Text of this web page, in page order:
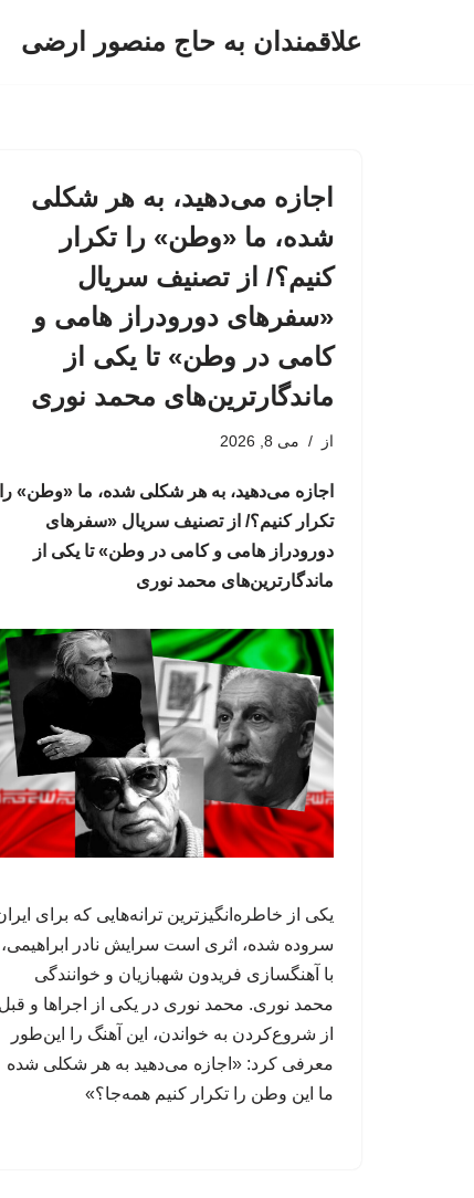
علاقمندان به حاج منصور ارضی
اجازه می‌دهید، به هر شکلی
شده، ما «وطن» را تکرار
کنیم؟/ از تصنیف سریال
«سفرهای دورودراز هامی‌ و
کامی‌ در وطن» تا یکی از
ماندگارترین‌های محمد نوری
از می 8, 2026
اجازه می‌دهید، به هر شکلی شده، ما «وطن» را
تکرار کنیم؟/ از تصنیف سریال «سفرهای
دورودراز هامی‌ و کامی‌ در وطن» تا یکی از
ماندگارترین‌های محمد نوری
یکی از خاطره‌انگیزترین ترانه‌هایی که برای
سروده شده، اثری است سرایش نادر ابراهیمی،
با آهنگسازی فریدون شهبازیان و خوانندگی
محمد نوری. محمد نوری در یکی از اجراها و قبل
از شروع‌کردن به خواندن، این‌ آهنگ را این‌طور
معرفی کرد: «اجازه می‌دهید به هر شکلی شده
ما این وطن را تکرار کنیم همه‌جا؟»